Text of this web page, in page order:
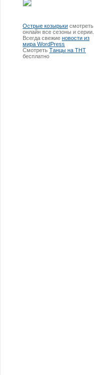
Острые козырьки смотреть
онлайн все сезоны и серии.
Всегда свежие новости из
мира WordPress
Смотреть Танцы на ТНТ
бесплатно